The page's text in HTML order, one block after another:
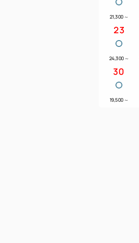
21,300 ～
23
24,300 ～
30
19,500 ～